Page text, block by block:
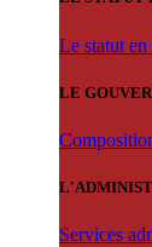
Le statut
LE
Services